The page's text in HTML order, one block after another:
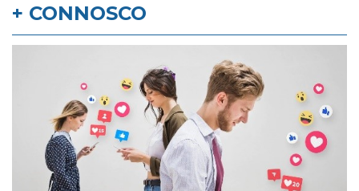
+ CONNOSCO